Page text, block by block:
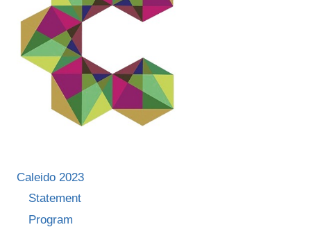
Caleido 2023
Statement
Program